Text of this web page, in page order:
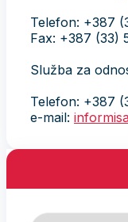
Telefon: +387
Fax: +387 (33)
Služba za
Telefon: +387
e-mail: